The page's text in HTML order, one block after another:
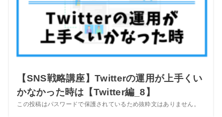
【SNS戦略講座】Twitterの運用が上手くい
かなかった時は【Twitter編_8】
この投稿はパスワードで保護されているため抜粋文はありません。